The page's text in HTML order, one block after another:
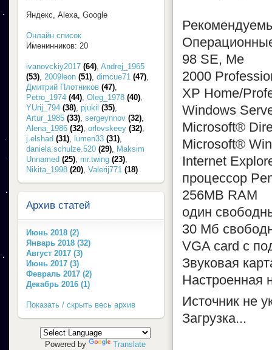
98 SE, Me
2000
XP Home/
Windows
Microsoft®
Microsoft®
Internet
процессор
256MB RAM
один
30 Mб
VGA card с
Звуковая
Настроенная
Источник не
Загрузка...
Яндекс, Alexa, Google
Онлайн список
Именинников: 20
ivanovckiy2017 (64), Andrej_1965
(53), 2009leon (51), dimcue71 (47),
Дмитрий Плотников (47),
Petro_1974 (44), Oleg_1978 (40),
YUrij_794 (38), pjukil (35),
Artur_1985 (33), sergeynnov (32),
Alena_1986 (32), orlovskeey (32),
j.elshad (31), lumen33 (31),
daniela.schulze.520 (29), Maksim
Unnamed (25), mr.twing (23),
Nikita_1998 (20), Valerij771 (18)
Архив статей
Июнь 2018 (2)
Январь 2018 (32)
Август 2017 (3)
Июнь 2017 (3)
Февраль 2017 (2)
Декабрь 2016 (1)
Показать / скрыть весь архив
Powered by Translate